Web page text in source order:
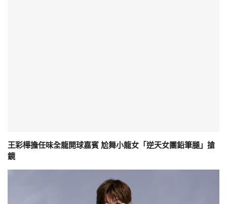
王彩樺擔任味全龍開球嘉賓 尬舞小龍女「逆天女團鉛筆腿」搶
鏡